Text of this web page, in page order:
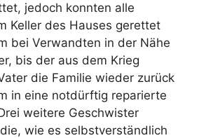
jedoch konnten alle
Keller des Hauses gerettet
bei Verwandten in der Nähe
bis der aus dem Krieg
die Familie wieder zurück
in eine notdürftig reparierte
weitere Geschwister
wie es selbstverständlich